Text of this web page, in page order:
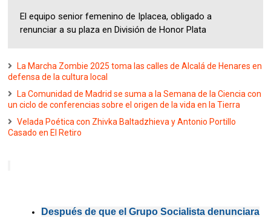
El equipo senior femenino de Iplacea, obligado a
renunciar a su plaza en División de Honor Plata
La Marcha Zombie 2025 toma las calles de Alcalá de Henares en
defensa de la cultura local
La Comunidad de Madrid se suma a la Semana de la Ciencia con
un ciclo de conferencias sobre el origen de la vida en la Tierra
Velada Poética con Zhivka Baltadzhieva y Antonio Portillo
Casado en El Retiro
Después de que el Grupo Socialista denunciara